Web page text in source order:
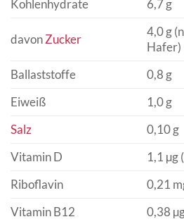
Kohlenhydrate 6,7 g
davonZucker
4,0 g
Hafer)
Ballaststoffe
0,8 g
Eiweiß
1,0 g
Salz
0,10 g
Vitamin D
1,1 µg
Riboflavin
0,21
Vitamin B12
0,38